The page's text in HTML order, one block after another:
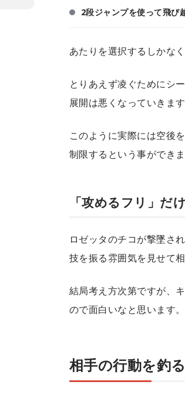
2段ジャンプを使って飛び
あたりを選択するしかな
とりあえず凌ぐためにシ
展開は悪くなっていきます
このように実際には空後
制限するという事ができま
「攻めるフリ」だ
ロゼッタのチコが撃墜さ
技を振る雰囲気を見せて
結局考え方次第ですが、
ので面白いなと思います。
相手の行動を釣